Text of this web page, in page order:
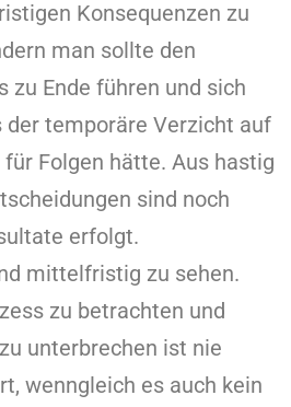
Konsequenzen zu
man sollte den
zu Ende führen und sich
der temporäre Verzicht auf
Folgen hätte. Aus hastig
sind noch
erfolgt.
mittelfristig zu sehen.
zu betrachten und
unterbrechen ist nie
wenngleich es auch kein